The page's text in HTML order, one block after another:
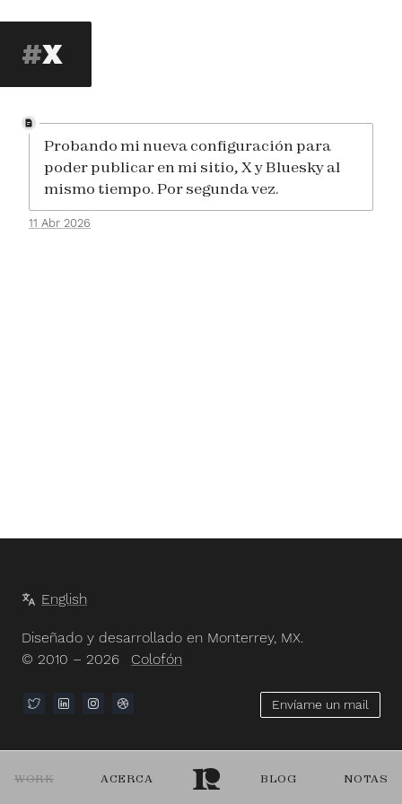
WORK ACERCA BLOG NOTAS
X
Probando mi nueva configuración para
poder publicar en mi sitio, X y Bluesky al
mismo tiempo. Por segunda vez.
11 Abr 2026
English
Diseñado y desarrollado en Monterrey, MX.
© 2010 – 2026
Colofón
Envíame un mail